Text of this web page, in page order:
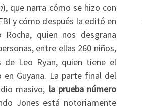
), que narra cómo se hizo con
y cómo después la editó en
quien nos desgrana
entre ellas 260 niños,
de Leo Ryan, quien tiene el
Guyana. La parte final del
masivo, la prueba número
Jones está notoriamente